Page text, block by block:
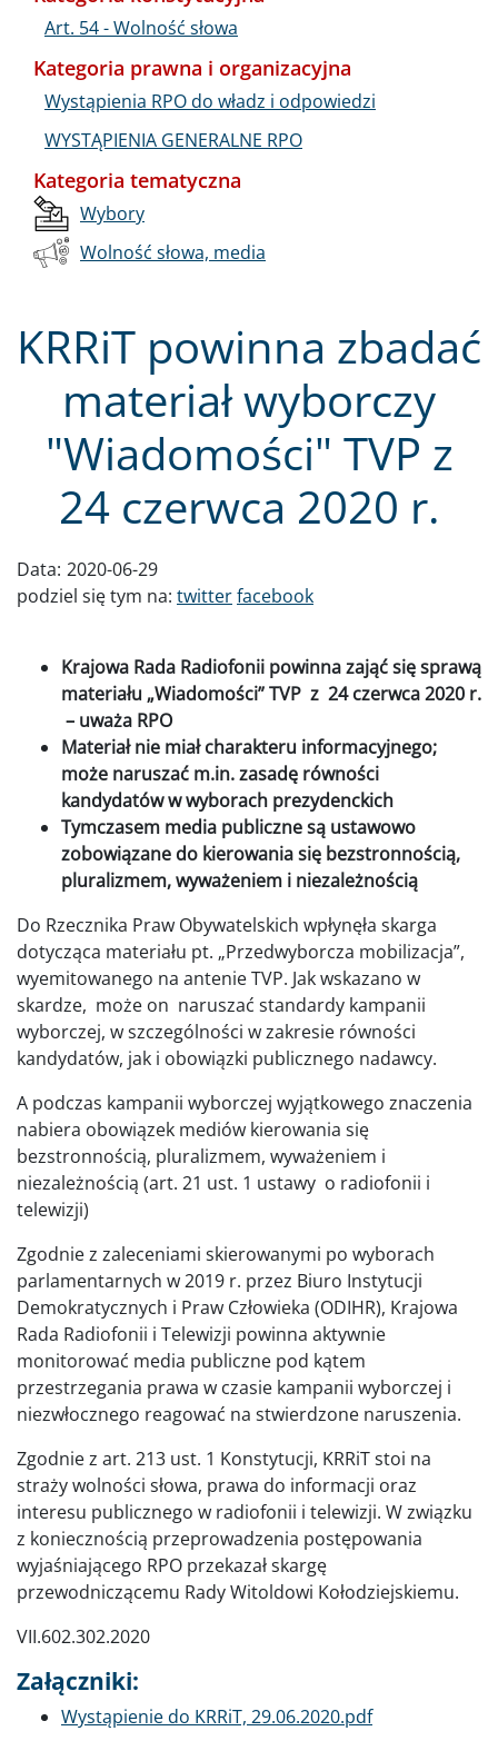
KRRiT powinna zbadać
materiał wyborczy
"Wiadomości" TVP z
24 czerwca 2020 r.
Data: 2020-06-29
podziel się tym na: twitterfacebook
Krajowa Rada Radiofonii powinna zająć się sprawą
materiału „Wiadomości” TVP z 24 czerwca 2020 r.
– uważa RPO
Materiał nie miał charakteru informacyjnego;
może naruszać m.in. zasadę równości
kandydatów w wyborach prezydenckich
Tymczasem media publiczne są ustawowo
zobowiązane do kierowania się bezstronnością,
pluralizmem, wyważeniem i niezależnością
Do Rzecznika Praw Obywatelskich wpłynęła skarga
dotycząca materiału pt. „Przedwyborcza mobilizacja”,
wyemitowanego na antenie TVP. Jak wskazano w
skardze, może on naruszać standardy kampanii
wyborczej, w szczególności w zakresie równości
kandydatów, jak i obowiązki publicznego nadawcy.
A podczas kampanii wyborczej wyjątkowego znaczenia
nabiera obowiązek mediów kierowania się
bezstronnością, pluralizmem, wyważeniem i
niezależnością (art. 21 ust. 1 ustawy o radiofonii i
telewizji)
Zgodnie z zaleceniami skierowanymi po wyborach
parlamentarnych w 2019 r. przez Biuro Instytucji
Demokratycznych i Praw Człowieka (ODIHR), Krajowa
Rada Radiofonii i Telewizji powinna aktywnie
monitorować media publiczne pod kątem
przestrzegania prawa w czasie kampanii wyborczej i
niezwłocznego reagować na stwierdzone naruszenia.
Zgodnie z art. 213 ust. 1 Konstytucji, KRRiT stoi na
straży wolności słowa, prawa do informacji oraz
interesu publicznego w radiofonii i telewizji. W związku
z koniecznością przeprowadzenia postępowania
wyjaśniającego RPO przekazał skargę
przewodniczącemu Rady Witoldowi Kołodziejskiemu.
VII.602.302.2020
Załączniki:
Dokument
Wystąpienie do KRRiT, 29.06.2020.pdf
Art. 54 - Wolność słowa
Kategoria prawna i organizacyjna
Wystąpienia RPO do władz i odpowiedzi
WYSTĄPIENIA GENERALNE RPO
Kategoria tematyczna
Wybory
Wolność słowa, media